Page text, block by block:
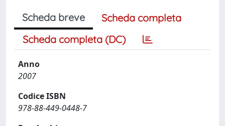
Scheda breve
Scheda completa
Scheda completa (DC)
Anno
2007
Codice ISBN
978-88-449-0448-7